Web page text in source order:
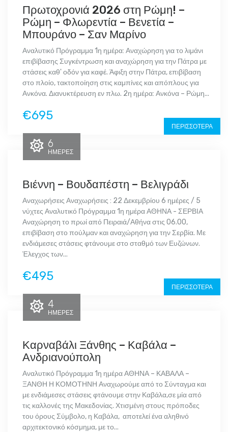
Πρωτοχρονιά 2026 στη Ρώμη! –
Ρώμη – Φλωρεντία – Βενετία –
Μπουράνο – Σαν Μαρίνο
Αναλυτικό Πρόγραμμα 1η ημέρα: Αναχώρηση για το λιμάνι
επιβίβασης Συγκέντρωση και αναχώρηση για την Πάτρα με
στάσεις καθ' οδόν για καφέ. Άφιξη στην Πάτρα, επιβίβαση
στο πλοίο, τακτοποίηση στις καμπίνες και απόπλους για
Ανκόνα. Διανυκτέρευση εν πλω. 2η ημέρα: Ανκόνα – Ρώμη...
€695
ΠΕΡΙΣΣΌΤΕΡΑ
6
ΗΜΈΡΕΣ
Βιέννη – Βουδαπέστη – Βελιγράδι
Αναχωρήσεις Αναχωρήσεις : 22 Δεκεμβρίου 6 ημέρες / 5
νύχτες Αναλυτικό Πρόγραμμα 1η ημέρα ΑΘΗΝΑ - ΣΕΡΒΙΑ
Αναχώρηση το πρωί από Πειραιά/Αθήνα στις 06.00,
επιβίβαση στο πούλμαν και αναχώρηση για την Σερβία. Με
ενδιάμεσες στάσεις φτάνουμε στο σταθμό των Ευζώνων.
Έλεγχος των...
€495
ΠΕΡΙΣΣΌΤΕΡΑ
4
ΗΜΈΡΕΣ
Καρναβάλι Ξάνθης – Καβάλα –
Ανδριανούπολη
Αναλυτικό Πρόγραμμα 1η ημέρα ΑΘΗΝΑ – ΚΑΒΑΛΑ –
ΞΑΝΘΗ Η ΚΟΜΟΤΗΝΗ Αναχωρούμε από το Σύνταγμα και
με ενδιάμεσες στάσεις φτάνουμε στην Καβάλα,σε μία από
τις καλλονές της Μακεδονίας. Χτισμένη στους πρόποδες
του όρους Σύμβολο, η Καβάλα, αποτελεί ένα αληθινό
αρχιτεκτονικό κόσμημα, με το...